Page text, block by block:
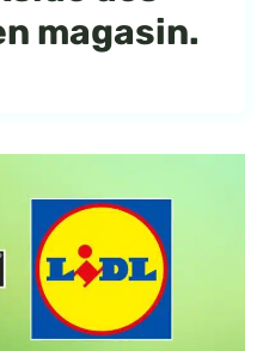
magasin.